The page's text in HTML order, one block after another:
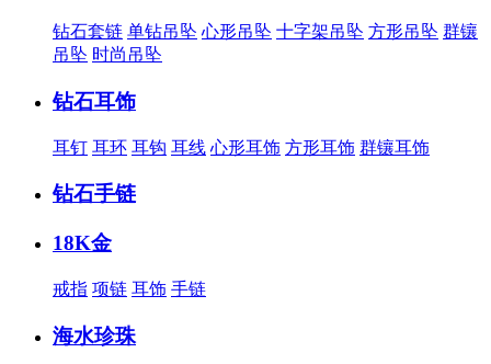
钻石套链 单钻吊坠 心形吊坠 十字架吊坠 方形吊坠 群镶
吊坠 时尚吊坠
钻石耳饰
耳钉 耳环 耳钩 耳线 心形耳饰 方形耳饰 群镶耳饰
钻石手链
18K金
戒指 项链 耳饰 手链
海水珍珠